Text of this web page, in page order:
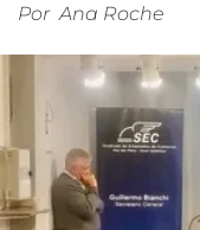
Por Ana Roche